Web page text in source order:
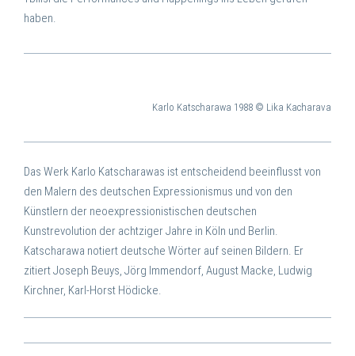
haben.
Karlo Katscharawa 1988 © Lika Kacharava
Das Werk Karlo Katscharawas ist entscheidend beeinflusst von
den Malern des deutschen Expressionismus und von den
Künstlern der neoexpressionistischen deutschen
Kunstrevolution der achtziger Jahre in Köln und Berlin.
Katscharawa notiert deutsche Wörter auf seinen Bildern. Er
zitiert Joseph Beuys, Jörg Immendorf, August Macke, Ludwig
Kirchner, Karl-Horst Hödicke.